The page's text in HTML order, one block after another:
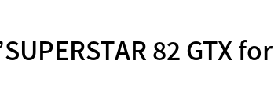
82 GTX for